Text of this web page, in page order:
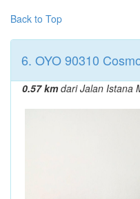
Back to Top
6. OYO 90310
0.57 kmdari Jalan Istana